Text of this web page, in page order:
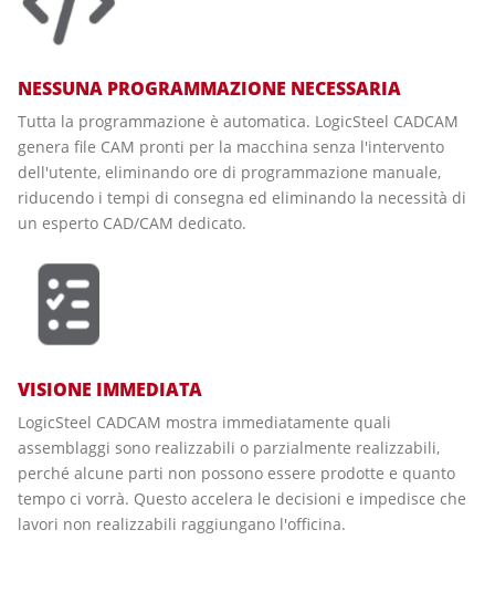
NESSUNA PROGRAMMAZIONE NECESSARIA
Tutta la programmazione è automatica. LogicSteel CADCAM
genera file CAM pronti per la macchina senza l'intervento
dell'utente, eliminando ore di programmazione manuale,
riducendo i tempi di consegna ed eliminando la necessità di
un esperto CAD/CAM dedicato.
VISIONE IMMEDIATA
LogicSteel CADCAM mostra immediatamente quali
assemblaggi sono realizzabili o parzialmente realizzabili,
perché alcune parti non possono essere prodotte e quanto
tempo ci vorrà. Questo accelera le decisioni e impedisce che
lavori non realizzabili raggiungano l'officina.